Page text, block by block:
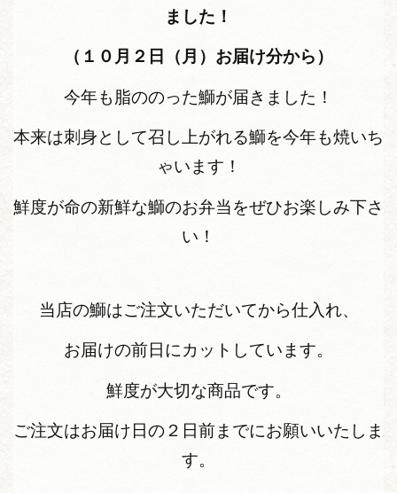
ました！
（１０月２日（月）お届け分から）
今年も脂ののった鰤が届きました！
本来は刺身として召し上がれる鰤を今年も焼いち
ゃいます！
鮮度が命の新鮮な鰤のお弁当をぜひお楽しみ下さ
い！
当店の鰤はご注文いただいてから仕入れ、
お届けの前日にカットしています。
鮮度が大切な商品です。
ご注文はお届け日の２日前までにお願いいたしま
す。